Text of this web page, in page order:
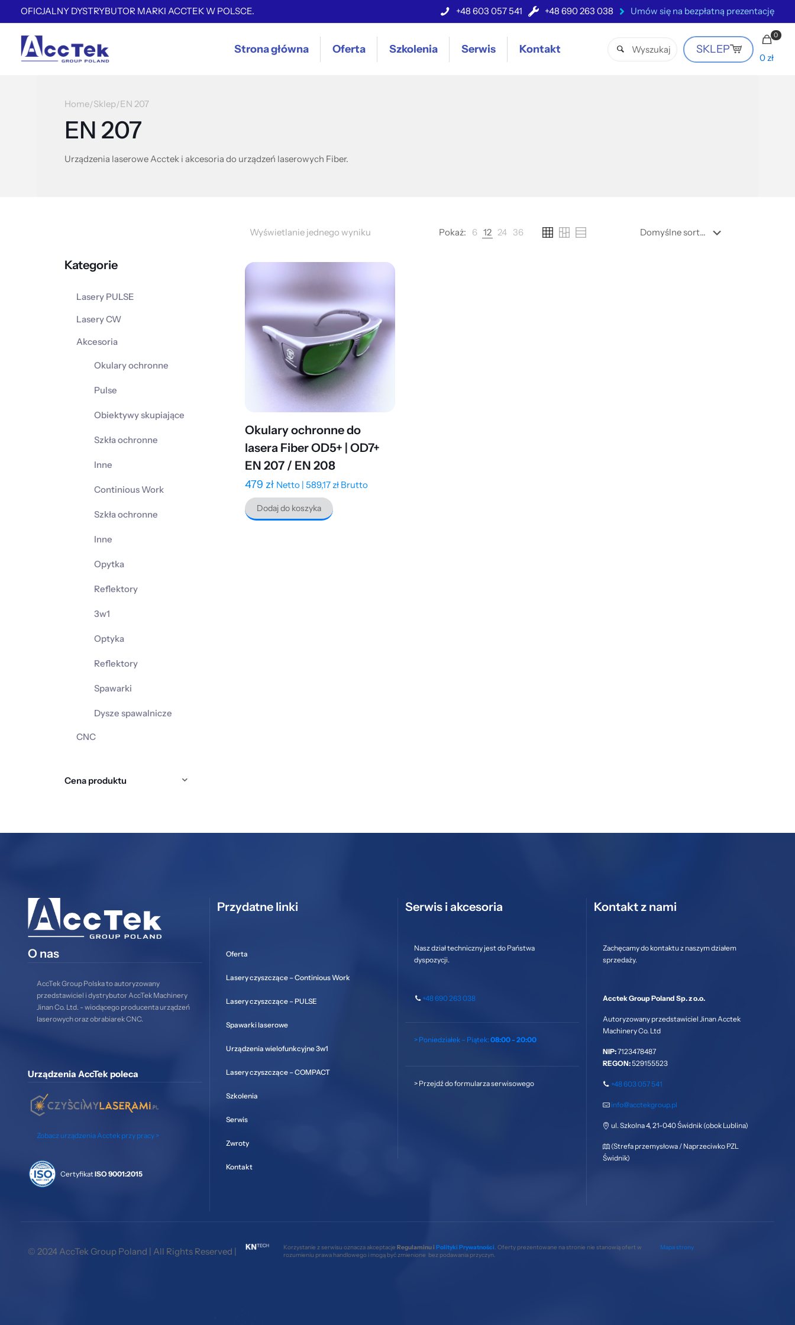
OFICJALNY DYSTRYBUTOR MARKI ACCTEK W POLSCE. +48 603 057 541 +48 690 263 038 Umów się na bezpłatną prezentację
Strona główna Oferta Szkolenia Serwis Kontakt SKLEP
0
0 zł
Home/Sklep/EN 207
EN 207
Urządzenia laserowe Acctek i akcesoria do urządzeń laserowych Fiber.
Kategorie
Lasery PULSE
Lasery CW
Akcesoria
Okulary ochronne
Pulse
Obiektywy skupiające
Szkła ochronne
Inne
Continious Work
Szkła ochronne
Inne
Opytka
Reflektory
3w1
Optyka
Reflektory
Spawarki
Dysze spawalnicze
CNC
Cena produktu
Wyświetlanie jednego wyniku Pokaż: 6 12 24 36
Okulary ochronne do
lasera Fiber OD5+ | OD7+
EN 207 / EN 208
479 zł Netto | 589,17 zł Brutto
Dodaj do koszyka
O nas
AccTek Group Polska to autoryzowany
przedstawiciel i dystrybutor AccTek Machinery
Jinan Co. Ltd. - wiodącego producenta urządzeń
laserowych oraz obrabiarek CNC.
Urządzenia AccTek poleca
Zobacz urządzenia Acctek przy pracy >
CertyfikatISO 9001:2015
Przydatne linki
Oferta
Lasery czyszczące – Continious Work
Lasery czyszczące – PULSE
Spawarki laserowe
Urządzenia wielofunkcyjne 3w1
Lasery czyszczące – COMPACT
Szkolenia
Serwis
Zwroty
Kontakt
Serwis i akcesoria
Nasz dział techniczny jest do Państwa
dyspozycji.
+48 690 263 038
> Poniedziałek – Piątek: 08:00 - 20:00
> Przejdź do formularza serwisowego
Kontakt z nami
Zachęcamy do kontaktu z naszym działem
sprzedaży.
Acctek Group Poland Sp. z o.o.
Autoryzowany przedstawiciel Jinan Acctek
Machinery Co. Ltd
NIP:7123478487
REGON:529155523
+48 603 057 541
info@acctekgroup.pl
ul. Szkolna 4, 21-040 Świdnik (obok Lublina)
(Strefa przemysłowa / Naprzeciwko PZL
Świdnik)
© 2024 AccTek Group Poland | All Rights Reserved | Korzystanie z serwisu oznacza akceptacje Regulaminu i Polityki Prywatności. Oferty prezentowane na stronie nie stanowią ofert w
rozumieniu prawa handlowego i mogą być zmienione bez podawania przyczyn.
Mapa strony